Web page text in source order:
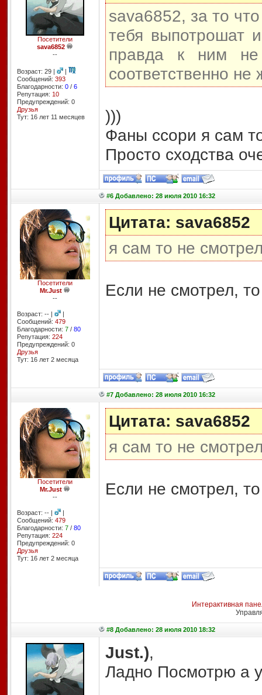
Посетители
sava6852
--
Возраст: 29 |
|
Сообщений: 393
Благодарности: 0/ 6
Репутация: 10
Предупреждений: 0
Друзья
Тут: 16 лет 11 месяцев
sava6852, за то
тебя выпотрошат
правда к ним
соответственно не
)))
Фаны ссори я сам
Просто сходства
#6 Добавлено: 28 июля 2010 16:32
Посетители
Mr.Just
--
Возраст: -- |
|
Сообщений: 479
Благодарности: 7/ 80
Репутация: 224
Предупреждений: 0
Друзья
Тут: 16 лет 2 месяцa
Цитата: sava6852
я сам то не
Если не смотрел,
#7 Добавлено: 28 июля 2010 16:32
Посетители
Mr.Just
--
Возраст: -- |
|
Сообщений: 479
Благодарности: 7/ 80
Репутация: 224
Предупреждений: 0
Друзья
Тут: 16 лет 2 месяцa
Цитата: sava6852
я сам то не
Если не смотрел,
Интерактивная
#8 Добавлено: 28 июля 2010 18:32
Just.),
Ладно Посмотрю а